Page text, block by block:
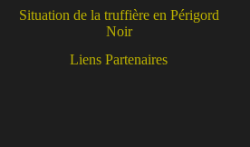
Situation de la truffière en Périgord
Noir
Liens Partenaires